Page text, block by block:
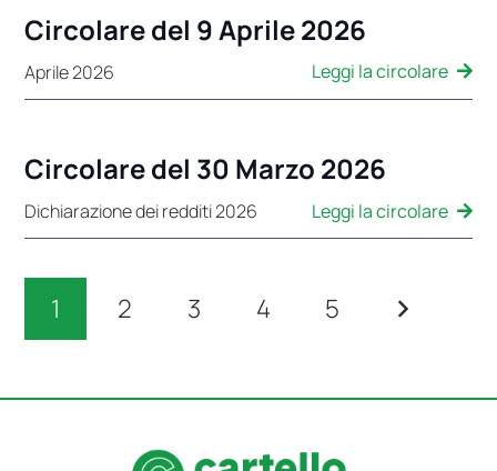
Circolare del 9 Aprile 2026
Aprile 2026 Leggi la circolare
Circolare del 30 Marzo 2026
Dichiarazione dei redditi 2026 Leggi la circolare
1 2 3 4 5